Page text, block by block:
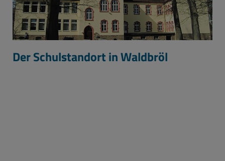
Der Schulstandort in Waldbröl